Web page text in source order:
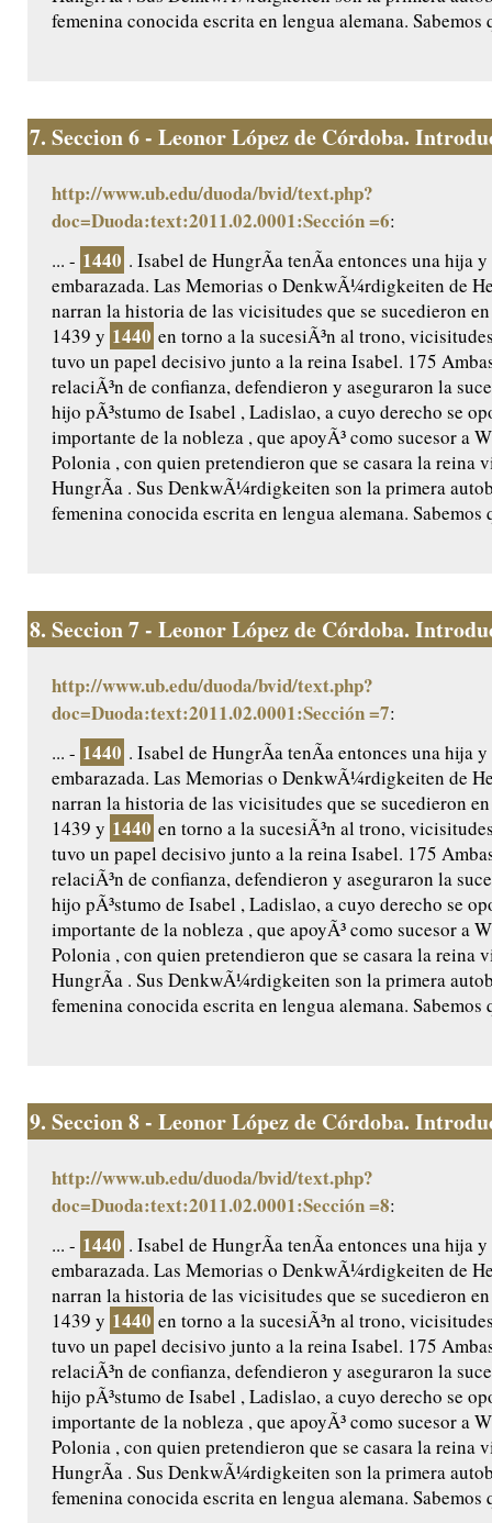
femenina conocida escrita en lengua alemana. Sabemos
7. Seccion 6 - Leonor López de Córdoba.
http://www.ub.edu/duoda/bvid/text.php?
doc=Duoda:text:2011.02.0001:Sección =6:
... - 1440 . Isabel de HungrÃ­a tenÃ­a entonces una hija y
embarazada. Las Memorias o DenkwÃ¼rdigkeiten de
narran la historia de las vicisitudes que se sucedieron
1439 y 1440 en torno a la sucesiÃ³n al trono,
tuvo un papel decisivo junto a la reina Isabel. 175
relaciÃ³n de confianza, defendieron y aseguraron la
hijo pÃ³stumo de Isabel , Ladislao, a cuyo derecho se
importante de la nobleza , que apoyÃ³ como sucesor a
Polonia , con quien pretendieron que se casara la reina
HungrÃ­a . Sus DenkwÃ¼rdigkeiten son la primera
femenina conocida escrita en lengua alemana. Sabemos
8. Seccion 7 - Leonor López de Córdoba.
http://www.ub.edu/duoda/bvid/text.php?
doc=Duoda:text:2011.02.0001:Sección =7:
... - 1440 . Isabel de HungrÃ­a tenÃ­a entonces una hija y
embarazada. Las Memorias o DenkwÃ¼rdigkeiten de
narran la historia de las vicisitudes que se sucedieron
1439 y 1440 en torno a la sucesiÃ³n al trono,
tuvo un papel decisivo junto a la reina Isabel. 175
relaciÃ³n de confianza, defendieron y aseguraron la
hijo pÃ³stumo de Isabel , Ladislao, a cuyo derecho se
importante de la nobleza , que apoyÃ³ como sucesor a
Polonia , con quien pretendieron que se casara la reina
HungrÃ­a . Sus DenkwÃ¼rdigkeiten son la primera
femenina conocida escrita en lengua alemana. Sabemos
9. Seccion 8 - Leonor López de Córdoba.
http://www.ub.edu/duoda/bvid/text.php?
doc=Duoda:text:2011.02.0001:Sección =8:
... - 1440 . Isabel de HungrÃ­a tenÃ­a entonces una hija y
embarazada. Las Memorias o DenkwÃ¼rdigkeiten de
narran la historia de las vicisitudes que se sucedieron
1439 y 1440 en torno a la sucesiÃ³n al trono,
tuvo un papel decisivo junto a la reina Isabel. 175
relaciÃ³n de confianza, defendieron y aseguraron la
hijo pÃ³stumo de Isabel , Ladislao, a cuyo derecho se
importante de la nobleza , que apoyÃ³ como sucesor a
Polonia , con quien pretendieron que se casara la reina
HungrÃ­a . Sus DenkwÃ¼rdigkeiten son la primera
femenina conocida escrita en lengua alemana. Sabemos